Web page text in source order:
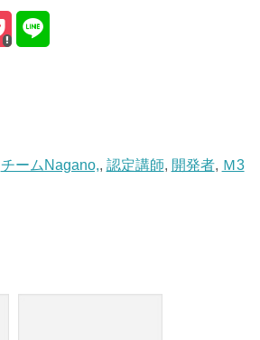
チームNagano,, 認定講師, 開発者, Ｍ3